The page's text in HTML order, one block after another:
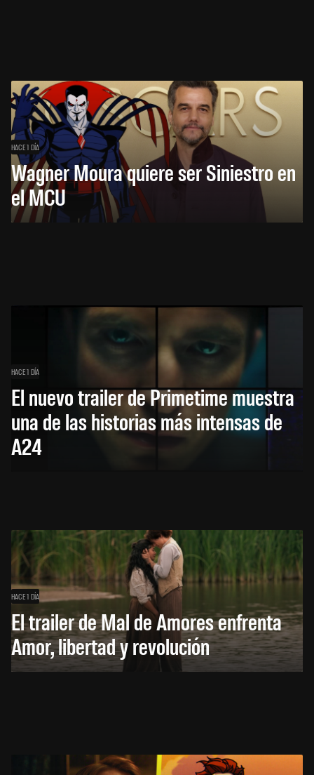
HACE 1 DÍA
Wagner Moura quiere ser Siniestro en
el MCU
HACE 1 DÍA
El nuevo trailer de Primetime muestra
una de las historias más intensas de
A24
HACE 1 DÍA
El trailer de Mal de Amores enfrenta
Amor, libertad y revolución